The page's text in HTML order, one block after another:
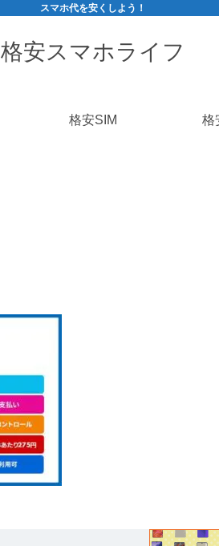
スマホ代を安くしよう！
格安スマホライフ
格安SIM 格